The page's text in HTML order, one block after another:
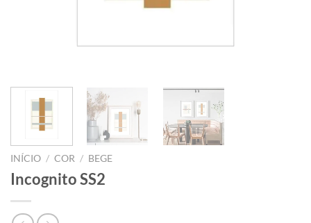
INÍCIO / COR / BEGE
Incognito SS2